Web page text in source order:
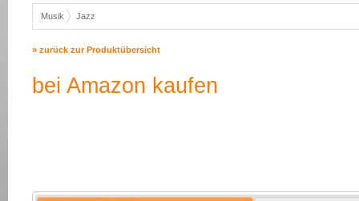
Musik Jazz
» zurück zur Produktübersicht
bei Amazon kaufen